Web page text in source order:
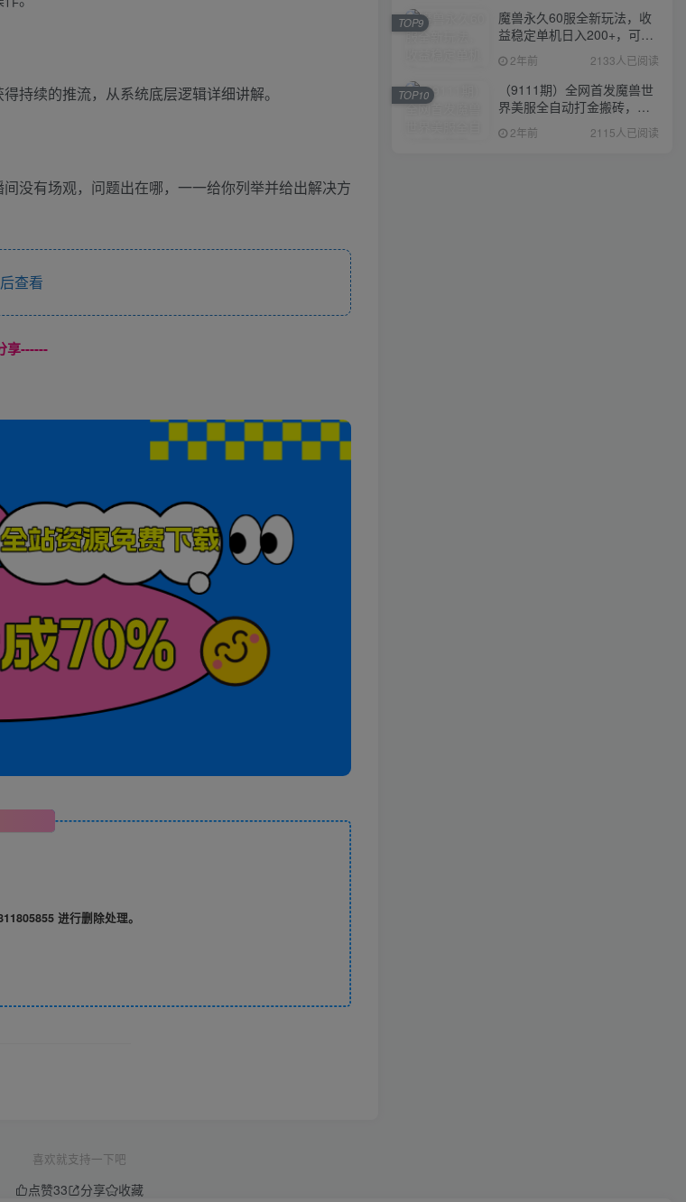
持续的推流，从系统底层逻辑详细讲解。
没有场观，问题出在哪，一一给你列举并给出解决方
查看
享------
进行删除处理。
喜欢就支持一下吧
点赞33 分享 收藏
魔兽永久60服全新玩法，收
益稳定单机日入200+，可以
多开矩阵操作。
2年前 2133人已阅读
TOP9
（9111期）全网首发魔兽世
界美服全自动打金搬砖，日
入1000+，简单好操作，保
姆级教学
2年前 2115人已阅读
TOP10